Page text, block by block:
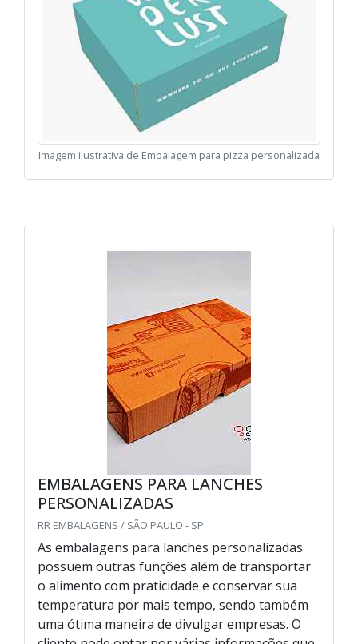
Imagem ilustrativa de Embalagem para pizza personalizada
EMBALAGENS PARA LANCHES
PERSONALIZADAS
RR EMBALAGENS / SÃO PAULO - SP
As embalagens para lanches personalizadas
possuem outras funções além de transportar
o alimento com praticidade e conservar sua
temperatura por mais tempo, sendo também
uma ótima maneira de divulgar empresas. O